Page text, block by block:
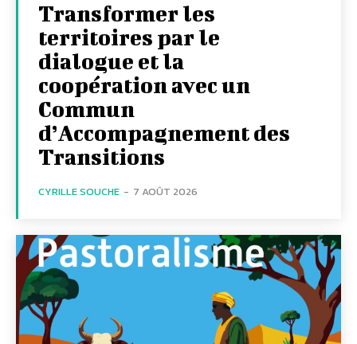
Transformer les
territoires par le
dialogue et la
coopération avec un
Commun
d’Accompagnement des
Transitions
CYRILLE SOUCHE - 7 AOÛT 2026